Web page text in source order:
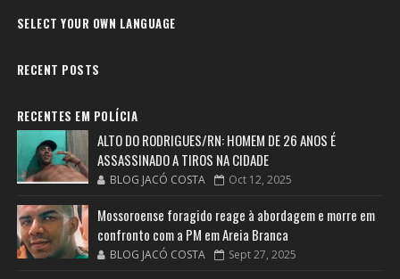
SELECT YOUR OWN LANGUAGE
RECENT POSTS
RECENTES EM POLÍCIA
ALTO DO RODRIGUES/RN: HOMEM DE 26 ANOS É
ASSASSINADO A TIROS NA CIDADE
BLOG JACÓ COSTA Oct 12, 2025
Mossoroense foragido reage à abordagem e morre em
confronto com a PM em Areia Branca
BLOG JACÓ COSTA Sept 27, 2025